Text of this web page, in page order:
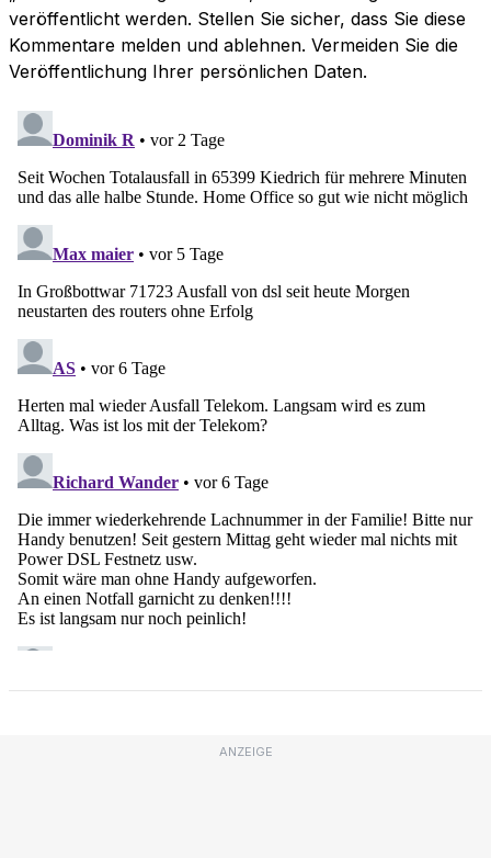
veröffentlicht werden. Stellen Sie sicher, dass Sie diese
Kommentare melden und ablehnen. Vermeiden Sie die
Veröffentlichung Ihrer persönlichen Daten.
ANZEIGE